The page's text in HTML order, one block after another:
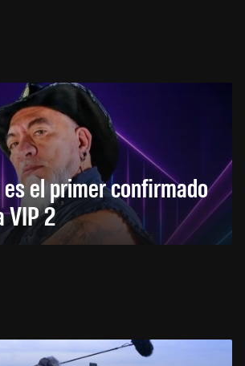
el primer confirmado
VIP 2